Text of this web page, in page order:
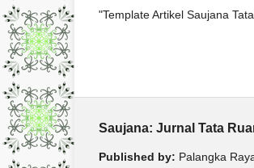
"Template Artikel Saujana
Saujana: Jurnal Tata
Published by: Palangka